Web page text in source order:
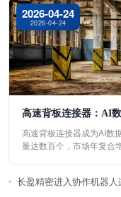
2026-04-24
2026-04-24
高速背板连接器：AI
高速背板连接器成为AI数
量达数百个，市场年复合
长盈精密进入协作机器